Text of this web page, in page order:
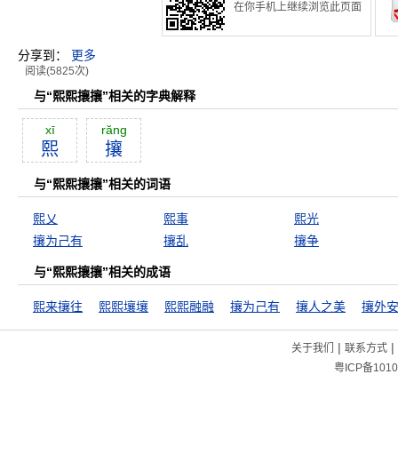
在你手机上继续浏览此页面
分享到： 更多
阅读(5825次)
与“熙熙攘攘”相关的字典解释
xī
熙
răng
攘
与“熙熙攘攘”相关的词语
熙乂 熙事
熙光
攘为己有
攘乱 攘争
与“熙熙攘攘”相关的成语
熙来攘往 熙熙壤壤 熙熙融融 攘为己有 攘人之美 攘外
关于我们 | 联系方式|
粤ICP备